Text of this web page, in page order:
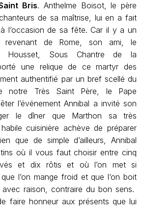
Bris. Anthelme Boisot, le père
de sa maîtrise, lui en a fait
l’occasion de sa fête. Car il y a un
revenant de Rome, son ami, le
Housset, Sous Chantre de la
une relique de ce martyr des
authentifié par un bref scellé du
notre Très Saint Père, le Pape
l’événement Annibal a invité son
le dîner que Marthon sa très
cuisinière achève de préparer
que de simple d’ailleurs, Annibal
où il vous faut choisir entre cinq
et dix rôtis et où l’on met si
l’on mange froid et que l’on boit
avec raison, contraire du bon sens.
faire honneur aux présents que lui